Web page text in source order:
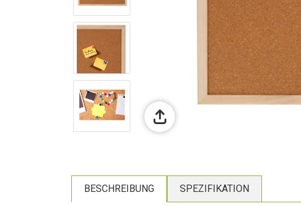
BESCHREIBUNG SPEZIFIKATION